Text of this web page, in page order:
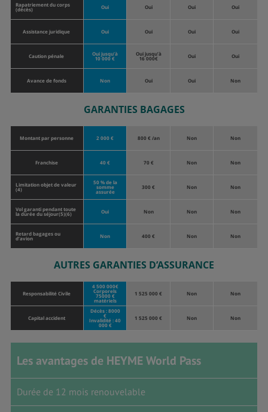
Rapatriement du corps
(décès) Oui Oui Oui Oui
Assistance juridique Oui Oui Oui Oui
Caution pénale Oui jusqu’à
10 000 €
Oui jusqu’à
16 000€ Oui Oui
Avance de fonds Non Oui Oui Non
GARANTIES BAGAGES
Montant par personne 2 000 € 800 € /an Non Non
Franchise 40 € 70 € Non Non
Limitation objet de valeur
(4)
50 % de la
somme
assurée
300 € Non Non
Vol garanti pendant toute
la durée du séjour(5)(6) Oui Non Non Non
Retard bagages ou
d’avion Non 400 € Non Non
AUTRES GARANTIES D’ASSURANCE
Responsabilité Civile
4 500 000€
Corporels
75000 €
matériels
1 525 000 € Non Non
Capital accident
Décès : 8000
€
Invalidité : 40
000 €
1 525 000 € Non Non
Les avantages de HEYME World Pass
Durée de 12 mois renouvelable